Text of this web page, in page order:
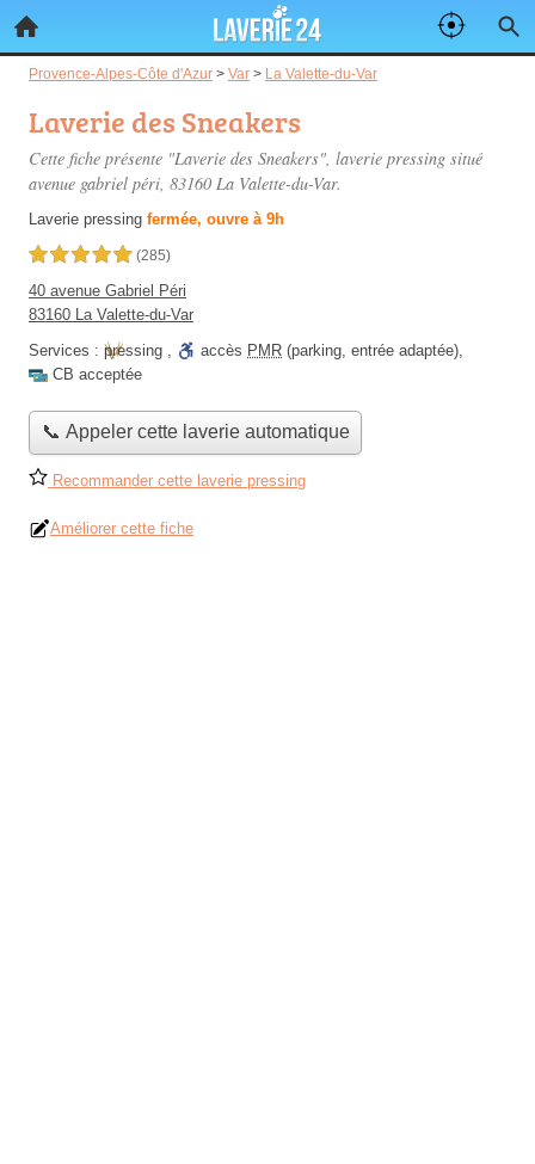
Provence-Alpes-Côte d'Azur > Var > La Valette-du-Var
Laverie des Sneakers
Cette fiche présente "Laverie des Sneakers", laverie pressing situé
avenue gabriel péri, 83160 La Valette-du-Var.
Laverie pressing fermée, ouvre à 9h
5,0 étoiles sur 5 (285)
40 avenue Gabriel Péri
83160 La Valette-du-Var
Services : pressing , accès PMR (parking, entrée adaptée),
CB acceptée
📞 Appeler cette laverie automatique
Recommander cette laverie pressing
Améliorer cette fiche